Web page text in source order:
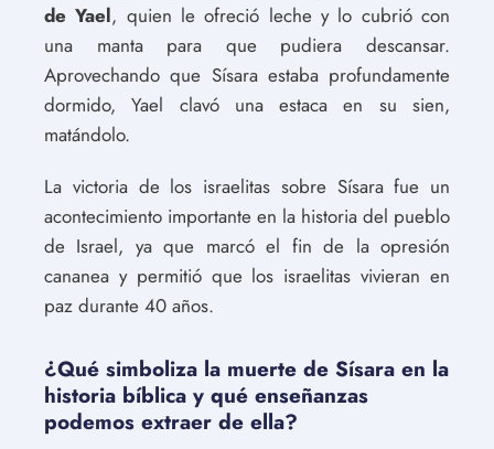
de Yael, quien le ofreció leche y lo cubrió con
una manta para que pudiera descansar.
Aprovechando que Sísara estaba profundamente
dormido, Yael clavó una estaca en su sien,
matándolo.
La victoria de los israelitas sobre Sísara fue un
acontecimiento importante en la historia del pueblo
de Israel, ya que marcó el fin de la opresión
cananea y permitió que los israelitas vivieran en
paz durante 40 años.
¿Qué simboliza la muerte de Sísara en la
historia bíblica y qué enseñanzas
podemos extraer de ella?